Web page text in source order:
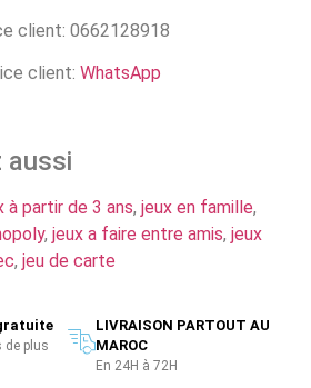
client: 0662128918
client: WhatsApp
aussi
à partir de 3 ans, jeux en famille,
, jeux a faire entre amis, jeux
, jeu de carte
de plus
LIVRAISON PARTOUT AU
MAROC
En 24H à 72H